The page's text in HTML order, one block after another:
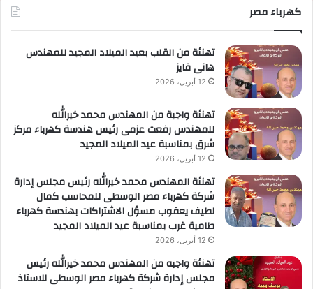
كهرباء مصر
تهنئة من القلب بعيد الميلاد المجيد للمهندس
هانى فايز
12 أبريل، 2026
تهنئة واجبة من المهندس محمد خيرالله
للمهندس رفعت عزمى رئيس هندسة كهرباء مركز
شرق بمناسبة عيد الميلاد المجيد
12 أبريل، 2026
تهنئة المهندس محمد خيرالله رئيس مجلس إدارة
شركة كهرباء مصر الوسطى للمحاسب كمال
لطيف يعقوب مسؤل الاشتراكات بهندسة كهرباء
طامية غرب بمناسبة عيد الميلاد المجيد
12 أبريل، 2026
تهنئة واجبه من المهندس محمد خيرالله رئيس
مجلس إدارة شركة كهرباء مصر الوسطى للاستاذ